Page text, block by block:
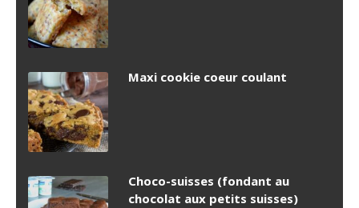
Maxi cookie coeur coulant
Choco-suisses (fondant au
chocolat aux petits suisses)